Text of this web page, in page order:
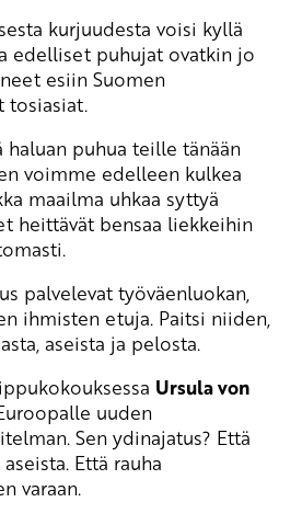
kurjuudesta voisi kyllä
edelliset puhujat ovatkin jo
esiin Suomen
tosiasiat.
haluan puhua teille tänään
voimme edelleen kulkea
maailma uhkaa syttyä
heittävät bensaa liekkeihin
palvelevat työväenluokan,
ihmisten etuja. Paitsi niiden,
aseista ja pelosta.
Ursula von
uuden
Sen ydinajatus? Että
Että rauha
varaan.